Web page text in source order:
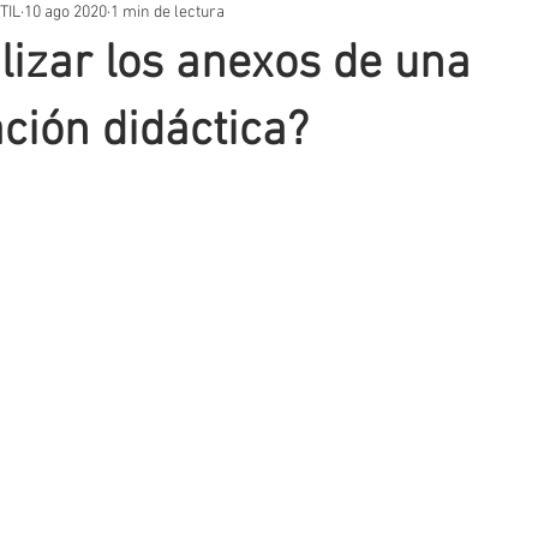
PRÁCTICOS TEMARIOS
EDUCATIVA SITUACIONES DE APRENDIZAJE
los anexos de una
didáctica?
10 ago 2020 1 min de lectura